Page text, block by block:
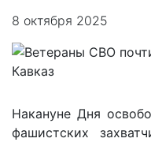
8 октября 2025
Накануне Дня
фашистских